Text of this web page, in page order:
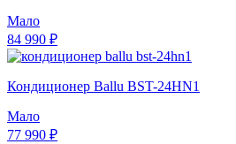
Мало
84 990 ₽
Кондиционер Ballu BST-24HN1
Мало
77 990 ₽